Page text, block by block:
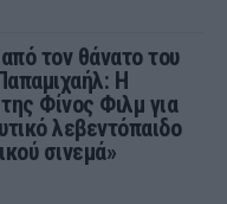
τον θάνατο του
Η
Φίνος Φιλμ για
λεβεντόπαιδο
σινεμά»